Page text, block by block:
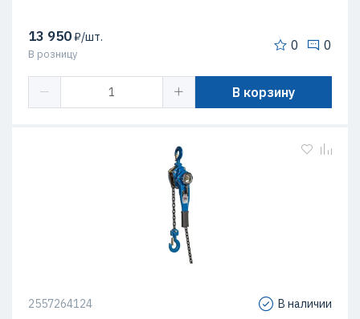
13 950₽/шт.
В розницу
0 0
В корзину
2557264124 В наличии